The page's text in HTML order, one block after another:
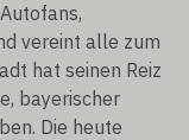
vereint alle zum
hat seinen Reiz
bayerischer
Die heute